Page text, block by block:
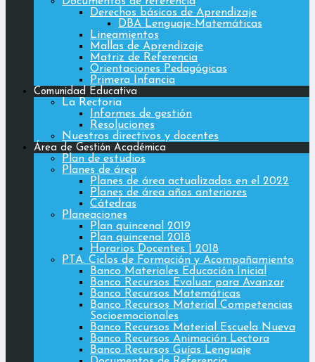
Derechos básicos de Aprendizaje
DBA Lenguaje-Matemáticas
Lineamientos
Mallas de Aprendizaje
Matriz de Referencia
Orientaciones Pedagógicas
Primera Infancia
Comunidad Educativa
La Rectoria
Informes de gestión
Resoluciones
Nuestros directivos y docentes
Área de Gestión Académica
Plan de estudios
Planes de área
Planes de área actualizadas en el 2022
Planes de área años anteriores
Cátedras
Planeaciones
Plan quincenal 2019
Plan quincenal 2018
Horarios Docentes | 2018
PTA. Ciclos de Formación y Acompañamiento
Banco Materiales Educación Inicial
Banco Recursos Evaluar para Avanzar
Banco Recursos Matemáticas
Banco Recursos Material Competencias
Socioemocionales
Banco Recursos Material Escuela Nueva
Banco Recursos Animación Lectora
Banco Recursos Guías Lenguaje